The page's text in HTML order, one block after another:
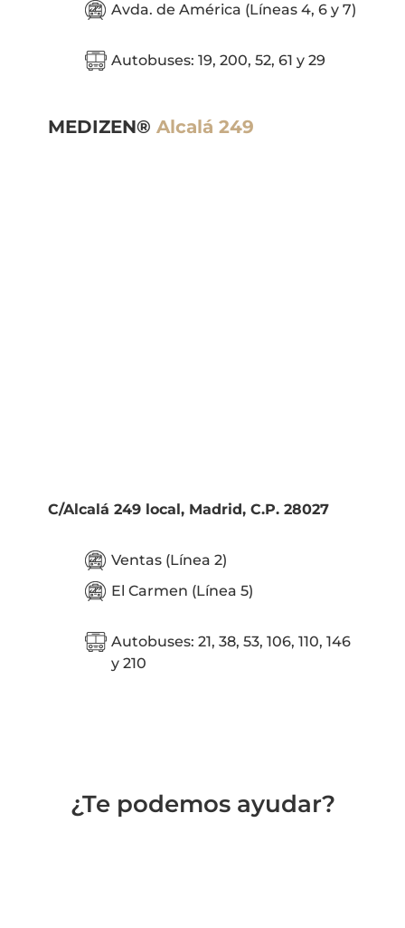
Avda. de América (Líneas 4, 6 y 7)
Autobuses: 19, 200, 52, 61 y 29
MEDIZEN®Alcalá 249
C/Alcalá 249 local, Madrid, C.P. 28027
Ventas (Línea 2)
El Carmen (Línea 5)
Autobuses: 21, 38, 53, 106, 110, 146
y 210
¿Te podemos ayudar?